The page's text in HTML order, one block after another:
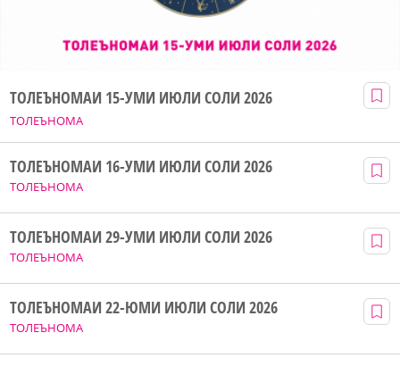
ТОЛЕЪНОМА
ТОЛЕЪНОМАИ 15-УМИ ИЮЛИ СОЛИ 2026
ТОЛЕЪНОМА
ТОЛЕЪНОМАИ 16-УМИ ИЮЛИ СОЛИ 2026
ТОЛЕЪНОМА
ТОЛЕЪНОМАИ 29-УМИ ИЮЛИ СОЛИ 2026
ТОЛЕЪНОМА
ТОЛЕЪНОМАИ 22-ЮМИ ИЮЛИ СОЛИ 2026